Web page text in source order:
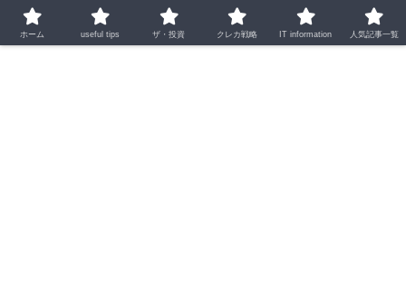
ホーム useful tips ザ・投資 クレカ戦略 IT information 人気記事一覧